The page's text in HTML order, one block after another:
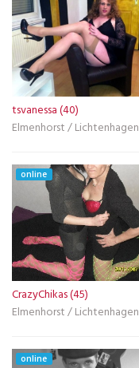
tsvanessa (40)
Elmenhorst / Lichtenhagen
online
CrazyChikas (45)
Elmenhorst / Lichtenhagen
online